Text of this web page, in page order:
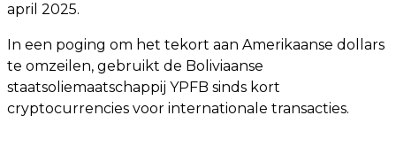
april 2025.
In een poging om het tekort aan Amerikaanse dollars
te omzeilen, gebruikt de Boliviaanse
staatsoliemaatschappij YPFB sinds kort
cryptocurrencies voor internationale transacties.